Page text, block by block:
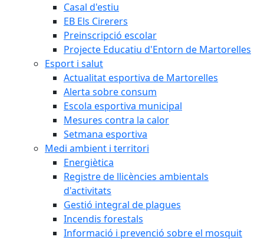
Casal d'estiu
EB Els Cirerers
Preinscripció escolar
Projecte Educatiu d'Entorn de Martorelles
Esport i salut
Actualitat esportiva de Martorelles
Alerta sobre consum
Escola esportiva municipal
Mesures contra la calor
Setmana esportiva
Medi ambient i territori
Energiètica
Registre de llicències ambientals
d'activitats
Gestió integral de plagues
Incendis forestals
Informació i prevenció sobre el mosquit